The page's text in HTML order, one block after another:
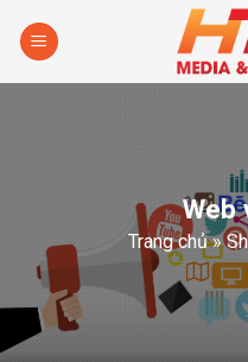
Web
Trang chủ»